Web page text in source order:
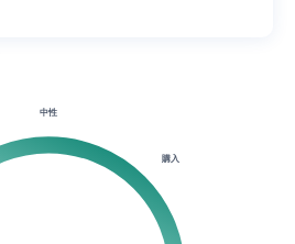
中性
購入